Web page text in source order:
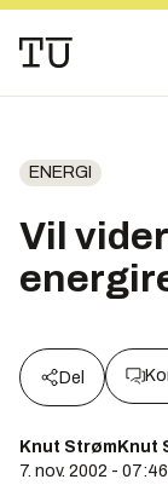
ENERGI
Vil
Del
Knut StrømKnut
7. nov. 2002 - 07:46